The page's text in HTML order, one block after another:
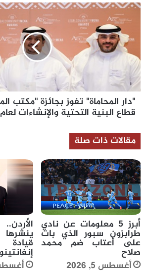
بعد
"دار
المحاماة"
بجائزة
"مكتب
المحاماة
للعام"
في
قطاع
البنية
التحتية
والإنشاءات
لعام
2025
"دار المحاماة" تفوز بجائزة "مكتب
قطاع البنية التحتية والإنشاءات لعام 2025
مقالات ذات صلة
أبرز 5 معلومات عن نادي
طرابزون سبور الذي بات
على أعتاب ضم محمد
صلاح
أغسطس 5, 2026
أغسطس 5,